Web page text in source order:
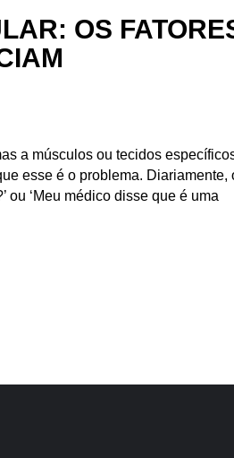
OS
a músculos ou tecidos
esse é o problema. Diariamente,
ou ‘Meu médico disse que é uma